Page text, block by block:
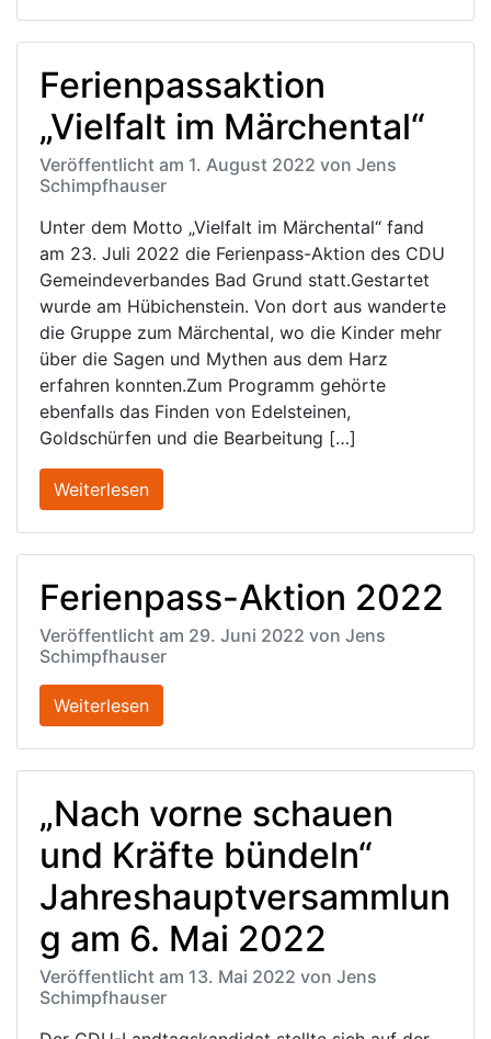
Ferienpassaktion
„Vielfalt im Märchental“
Veröffentlicht am 1. August 2022 von Jens
Schimpfhauser
Unter dem Motto „Vielfalt im Märchental“ fand
am 23. Juli 2022 die Ferienpass-Aktion des CDU
Gemeindeverbandes Bad Grund statt.Gestartet
wurde am Hübichenstein. Von dort aus wanderte
die Gruppe zum Märchental, wo die Kinder mehr
über die Sagen und Mythen aus dem Harz
erfahren konnten.Zum Programm gehörte
ebenfalls das Finden von Edelsteinen,
Goldschürfen und die Bearbeitung […]
Weiterlesen
Ferienpass-Aktion 2022
Veröffentlicht am 29. Juni 2022 von Jens
Schimpfhauser
Weiterlesen
„Nach vorne schauen
und Kräfte bündeln“
Jahreshauptversammlun
g am 6. Mai 2022
Veröffentlicht am 13. Mai 2022 von Jens
Schimpfhauser